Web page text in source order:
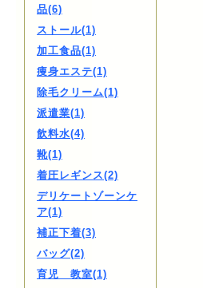
品(6)
ストール(1)
加工食品(1)
痩身エステ(1)
除毛クリーム(1)
派遣業(1)
飲料水(4)
靴(1)
着圧レギンス(2)
デリケートゾーンケ
ア(1)
補正下着(3)
バッグ(2)
育児 教室(1)